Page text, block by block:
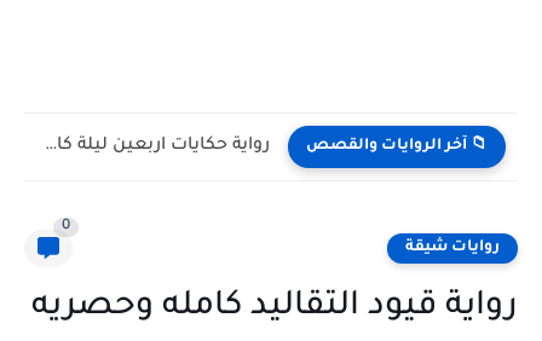
📁 آخر الروايات والقصص رواية حكايات اربعين ليلة كامله وحصريه بقلم فاطمة علي
روايات شيقة
0
رواية قيود التقاليد كامله وحصريه